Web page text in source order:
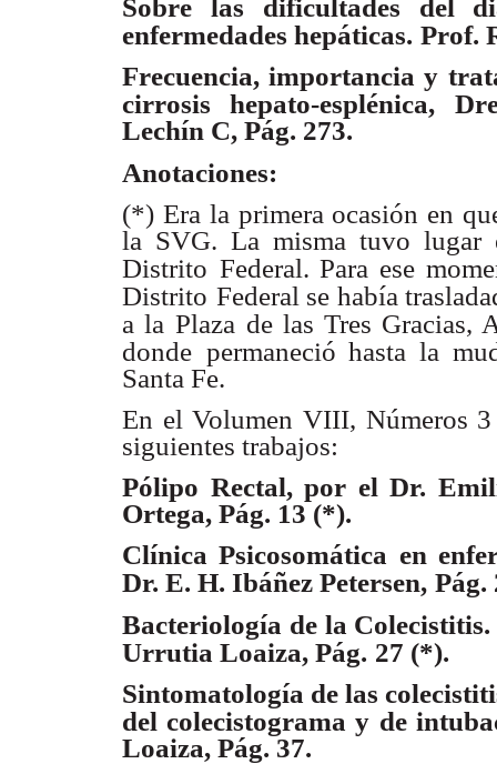
Sobre las dificultades del
enfermedades hepáticas. Prof.
Frecuencia, importancia y
cirrosis hepato-esplénica,
Lechín C, Pág. 273.
Anotaciones:
(*) Era la primera ocasión en
la SVG. La misma tuvo lugar
Distrito Federal. Para ese
Distrito Federal se había
a la Plaza de las Tres Gracias,
donde permaneció hasta la
Santa Fe.
En el Volumen VIII, Números
siguientes trabajos:
Pólipo Rectal, por el Dr.
Ortega, Pág. 13 (*).
Clínica Psicosomática en
Dr. E. H. Ibáñez Petersen, Pág.
Bacteriología de la
Urrutia Loaiza, Pág. 27 (*).
Sintomatología de las
del colecistograma y de
Loaiza, Pág. 37.